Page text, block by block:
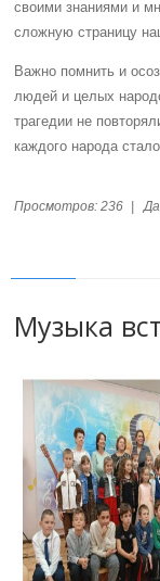
своими знаниями и
сложную страницу
Важно помнить и
людей и целых
трагедии не
каждого народа
Просмотров: 236
Музыка